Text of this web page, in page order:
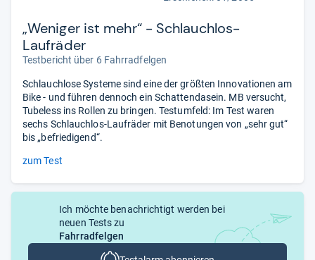
„Weniger ist mehr“ - Schlauchlos-
Laufräder
Testbericht über 6 Fahrradfelgen
Schlauchlose Systeme sind eine der größten Innovationen am
Bike - und führen dennoch ein Schattendasein. MB versucht,
Tubeless ins Rollen zu bringen. Testumfeld: Im Test waren
sechs Schlauchlos-Laufräder mit Benotungen von „sehr gut“
bis „befriedigend“.
zum Test
Ich möchte benachrichtigt werden bei
neuen Tests zu
Fahrradfelgen